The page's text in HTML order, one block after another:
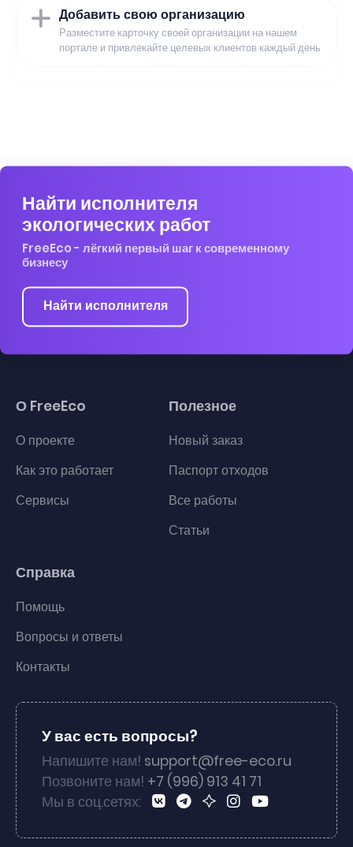
Добавить свою организацию
Разместите карточку своей организации на нашем
портале и привлекайте целевых клиентов каждый день
Найти исполнителя
экологических работ
FreeEco - лёгкий первый шаг к современному
бизнесу
Найти исполнителя
О FreeEco
О проекте
Как это работает
Сервисы
Полезное
Новый заказ
Паспорт отходов
Все работы
Статьи
Справка
Помощь
Вопросы и ответы
Контакты
У вас есть вопросы?
Напишите нам! support@free-eco.ru
Позвоните нам! +7 (996) 913 41 71
Мы в соц.сетях: